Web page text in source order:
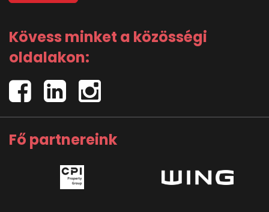
Kövess minket a közösségi
oldalakon:
Fő partnereink